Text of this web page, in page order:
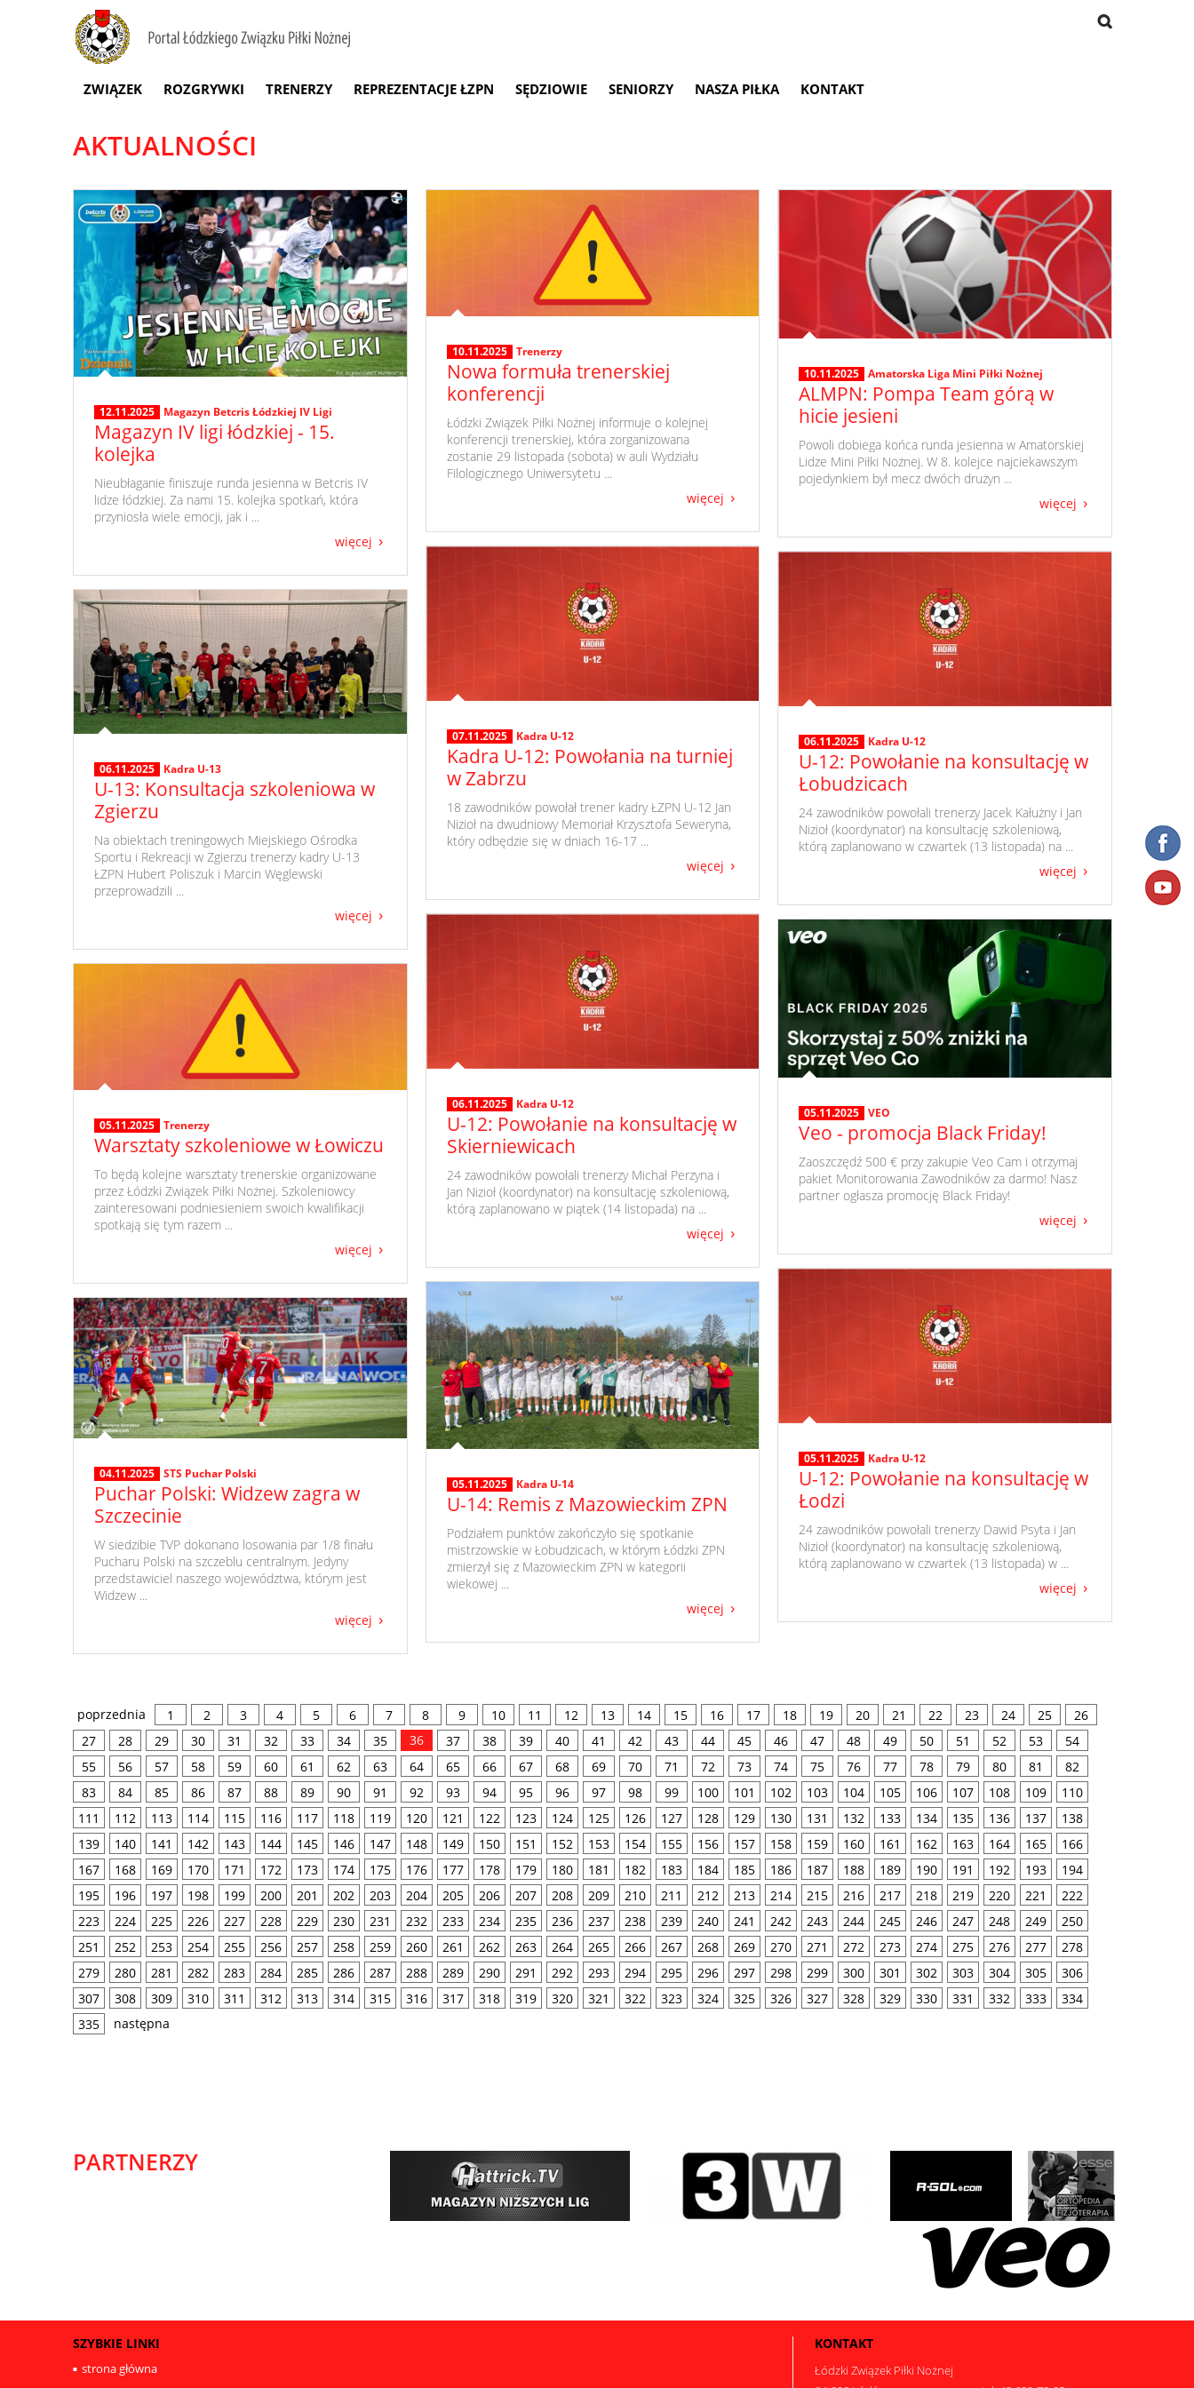
ZWIĄZEK ROZGRYWKI TRENERZY REPREZENTACJE ŁZPN SĘDZIOWIE SENIORZY NASZA PIŁKA KONTAKT
AKTUALNOŚCI
12.11.2025 Magazyn Betcris Łódzkiej IV Ligi
Magazyn IV ligi łódzkiej - 15.
kolejka
​ Nieubłaganie finiszuje runda jesienna w Betcris IV
lidze łódzkiej. Za nami 15. kolejka spotkań, która
przyniosła wiele emocji, jak i ...
więcej
10.11.2025 Trenerzy
Nowa formuła trenerskiej
konferencji
​ Łódzki Związek Piłki Nożnej informuje o kolejnej
konferencji trenerskiej, która zorganizowana
zostanie 29 listopada (sobota) w auli Wydziału
Filologicznego Uniwersytetu ...
więcej
10.11.2025 Amatorska Liga Mini Piłki Nożnej
ALMPN: Pompa Team górą w
hicie jesieni
​ Powoli dobiega końca runda jesienna w Amatorskiej
Lidze Mini Piłki Nożnej. W 8. kolejce najciekawszym
pojedynkiem był mecz dwóch drużyn ...
więcej
07.11.2025 Kadra U-12
Kadra U-12: Powołania na turniej
w Zabrzu
​ 18 zawodników powołał trener kadry ŁZPN U-12 Jan
Nizioł na dwudniowy Memoriał Krzysztofa Seweryna,
który odbędzie się w dniach 16-17 ...
więcej
06.11.2025 Kadra U-12
U-12: Powołanie na konsultację w
Łobudzicach
​ 24 zawodników powołali trenerzy Jacek Kałużny i Jan
Nizioł (koordynator) na konsultację szkoleniową,
którą zaplanowano w czwartek (13 listopada) na ...
więcej
06.11.2025 Kadra U-13
U-13: Konsultacja szkoleniowa w
Zgierzu
​ Na obiektach treningowych Miejskiego Ośrodka
Sportu i Rekreacji w Zgierzu trenerzy kadry U-13
ŁZPN Hubert Poliszuk i Marcin Węglewski
przeprowadzili ...
więcej
06.11.2025 Kadra U-12
U-12: Powołanie na konsultację w
Skierniewicach
​ 24 zawodników powołali trenerzy Michał Perzyna i
Jan Nizioł (koordynator) na konsultację szkoleniową,
którą zaplanowano w piątek (14 listopada) na ...
więcej
05.11.2025 VEO
Veo - promocja Black Friday!
​ Zaoszczędź 500 € przy zakupie Veo Cam i otrzymaj
pakiet Monitorowania Zawodników za darmo! Nasz
partner ogłasza promocję Black Friday!
więcej
05.11.2025 Trenerzy
Warsztaty szkoleniowe w Łowiczu
​ To będą kolejne warsztaty trenerskie organizowane
przez Łódzki Związek Piłki Nożnej. Szkoleniowcy
zainteresowani podniesieniem swoich kwalifikacji
spotkają się tym razem ...
więcej
05.11.2025 Kadra U-12
U-12: Powołanie na konsultację w
Łodzi
​ 24 zawodników powołali trenerzy Dawid Psyta i Jan
Nizioł (koordynator) na konsultację szkoleniową,
którą zaplanowano w czwartek (13 listopada) w ...
więcej
05.11.2025 Kadra U-14
U-14: Remis z Mazowieckim ZPN
​ Podziałem punktów zakończyło się spotkanie
mistrzowskie w Łobudzicach, w którym Łódzki ZPN
zmierzył się z Mazowieckim ZPN w kategorii
wiekowej ...
więcej
04.11.2025 STS Puchar Polski
Puchar Polski: Widzew zagra w
Szczecinie
​ W siedzibie TVP dokonano losowania par 1/8 finału
Pucharu Polski na szczeblu centralnym. Jedyny
przedstawiciel naszego województwa, którym jest
Widzew ...
więcej
poprzednia 1 2 3 4 5 6 7 8 9 10 11 12 13 14 15 16 17 18 19 20 21 22 23 24 25
26
27
28 29 30 31 32 33 34 35 36 37 38 39 40 41 42 43 44 45 46 47 48 49 50 51 52 53
54
55
56 57 58 59 60 61 62 63 64 65 66 67 68 69 70 71 72 73 74 75 76 77 78 79 80 81
82
83
84 85 86 87 88 89 90 91 92 93 94 95 96 97 98 99 100 101 102 103 104 105 106 107 108 109
110
111
112 113 114 115 116 117 118 119 120 121 122 123 124 125 126 127 128 129 130 131 132 133 134 135 136 137
138
139
140 141 142 143 144 145 146 147 148 149 150 151 152 153 154 155 156 157 158 159 160 161 162 163 164 165
166
167
168 169 170 171 172 173 174 175 176 177 178 179 180 181 182 183 184 185 186 187 188 189 190 191 192 193
194
195
196 197 198 199 200 201 202 203 204 205 206 207 208 209 210 211 212 213 214 215 216 217 218 219 220 221
222
223
224 225 226 227 228 229 230 231 232 233 234 235 236 237 238 239 240 241 242 243 244 245 246 247 248 249
250
251
252 253 254 255 256 257 258 259 260 261 262 263 264 265 266 267 268 269 270 271 272 273 274 275 276 277
278
279
280 281 282 283 284 285 286 287 288 289 290 291 292 293 294 295 296 297 298 299 300 301 302 303 304 305
306
307
308 309 310 311 312 313 314 315 316 317 318 319 320 321 322 323 324 325 326 327 328 329 330 331 332 333
334
335
następna
PARTNERZY
SZYBKIE LINKI
strona główna
KONTAKT
Łódzki Związek Piłki Nożnej